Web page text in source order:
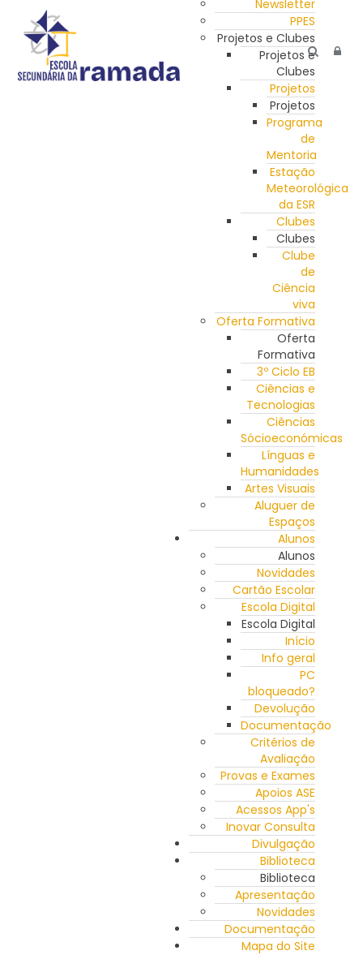
Newsletter
PPES
Projetos e Clubes
Projetos e
Clubes
Projetos
Projetos
Programa
de
Mentoria
Estação
Meteorológica
da ESR
Clubes
Clubes
Clube
de
Ciência
viva
Oferta Formativa
Oferta
Formativa
3º Ciclo EB
Ciências e
Tecnologias
Ciências
Sócioeconómicas
Línguas e
Humanidades
Artes Visuais
Aluguer de
Espaços
Alunos
Alunos
Novidades
Cartão Escolar
Escola Digital
Escola Digital
Início
Info geral
PC
bloqueado?
Devolução
Documentação
Critérios de
Avaliação
Provas e Exames
Apoios ASE
Acessos App's
Inovar Consulta
Divulgação
Biblioteca
Biblioteca
Apresentação
Novidades
Documentação
Mapa do Site